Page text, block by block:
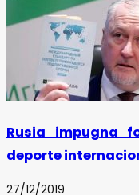
Rusia impugna
deporte
27/12/2019